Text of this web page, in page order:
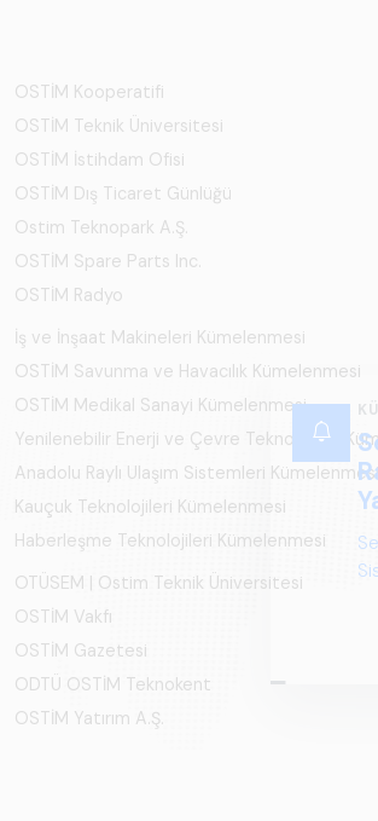
OSTİM Kooperatifi
OSTİM Teknik Üniversitesi
OSTİM İstihdam Ofisi
OSTİM Dış Ticaret Günlüğü
Ostim Teknopark A.Ş.
OSTİM Spare Parts Inc.
OSTİM Radyo
İş ve İnşaat Makineleri Kümelenmesi
OSTİM Savunma ve Havacılık Kümelenmesi
OSTİM Medikal Sanayi Kümelenmesi
Yenilenebilir Enerji ve Çevre Teknolojileri
Anadolu Raylı Ulaşım Sistemleri Kümelenmesi
Kauçuk Teknolojileri Kümelenmesi
Haberleşme Teknolojileri Kümelenmesi
OTÜSEM | Ostim Teknik Üniversitesi
OSTİM Vakfı
OSTİM Gazetesi
ODTÜ OSTİM Teknokent
OSTİM Yatırım A.Ş.